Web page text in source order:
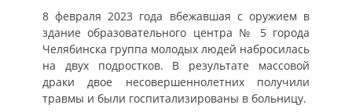
8 февраля 2023 года вбежавшая с оружием в
здание образовательного центра № 5 города
Челябинска группа молодых людей набросилась
на двух подростков. В результате массовой
драки двое несовершеннолетних получили
травмы и были госпитализированы в больницу.